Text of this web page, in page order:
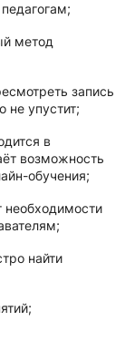
метод
запись
не упустит;
в
возможность
обучения;
необходимости
найти